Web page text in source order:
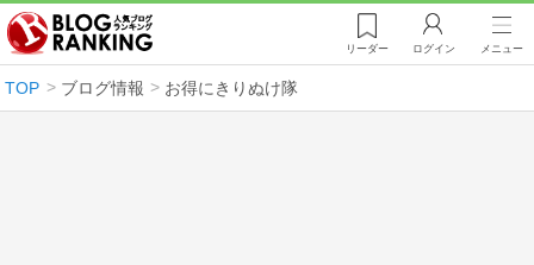
リーダー ログイン メニュー
TOP ブログ情報 お得にきりぬけ隊